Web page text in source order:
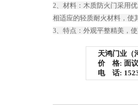
2、材料：木质防火门采用
相适应的轻质耐火材料，使
3、特点：外观平整精美，
天鸿门业（
价 格: 面议
电 话: